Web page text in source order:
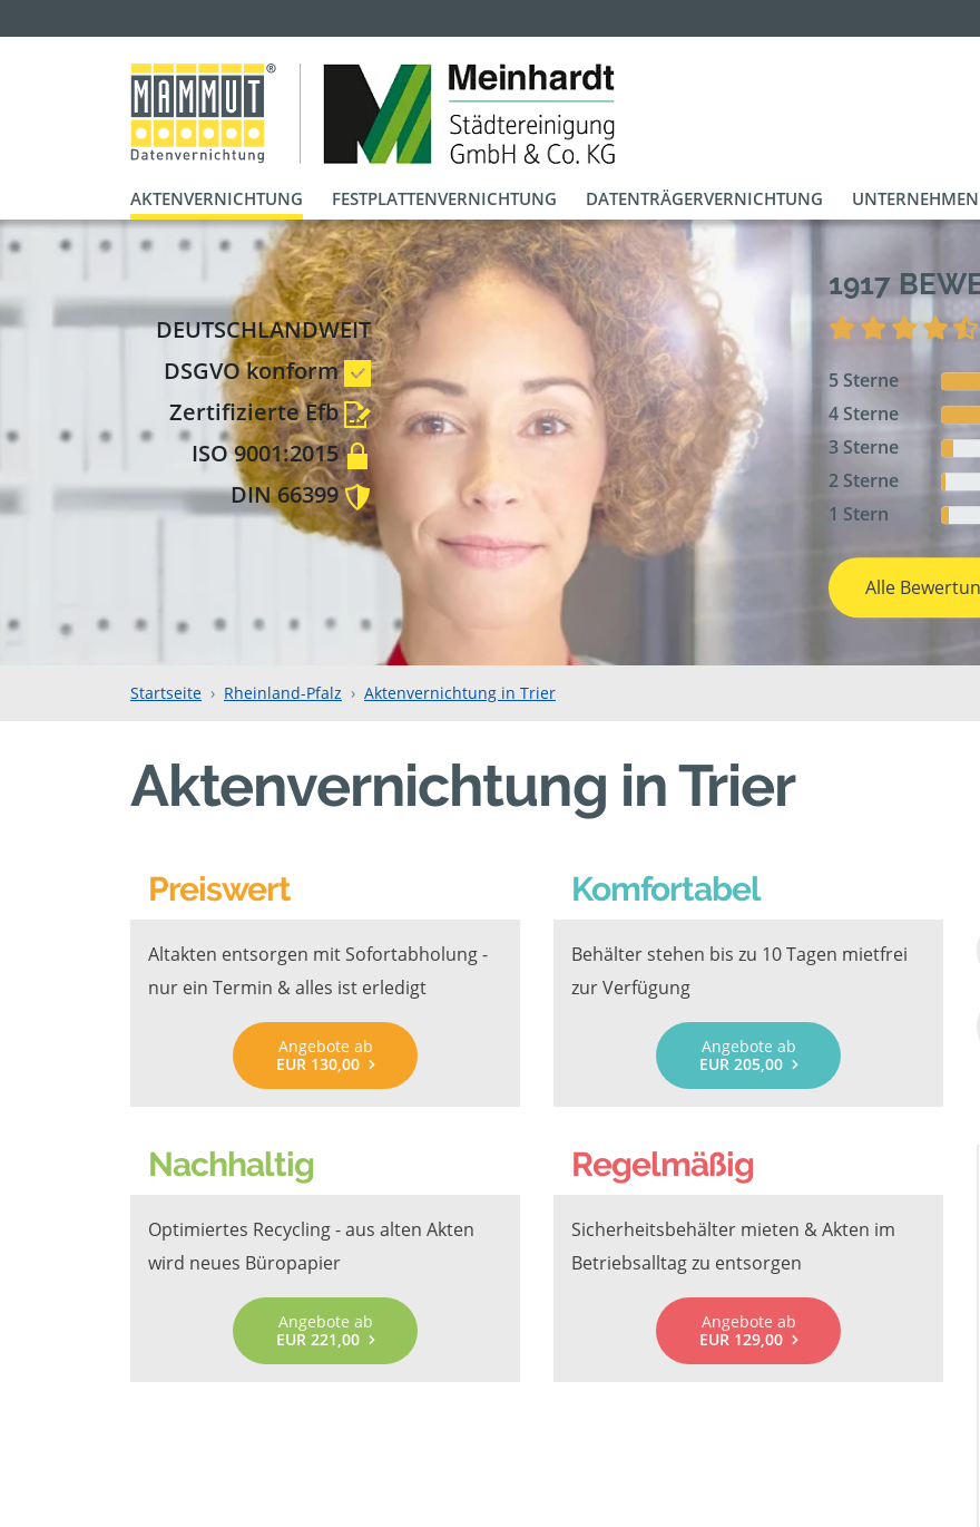
AKTENVERNICHTUNG FESTPLATTENVERNICHTUNG DATENTRÄGERVERNICHTUNG UNTERNEHMEN
DEUTSCHLANDWEIT
DSGVO konform
Zertifizierte Efb
ISO 9001:2015
DIN 66399
1917
5 Sterne
4 Sterne
3 Sterne
2 Sterne
1 Stern
Alle
Startseite Rheinland-Pfalz Aktenvernichtung in Trier
Aktenvernichtung in Trier
Preiswert
Altakten entsorgen mit Sofortabholung -
nur ein Termin & alles ist erledigt
Angebote ab
EUR 130,00
Komfortabel
Behälter stehen bis zu 10 Tagen mietfrei
zur Verfügung
Angebote ab
EUR 205,00
Nachhaltig
Optimiertes Recycling - aus alten Akten
wird neues Büropapier
Angebote ab
EUR 221,00
Regelmäßig
Sicherheitsbehälter mieten & Akten im
Betriebsalltag zu entsorgen
Angebote ab
EUR 129,00